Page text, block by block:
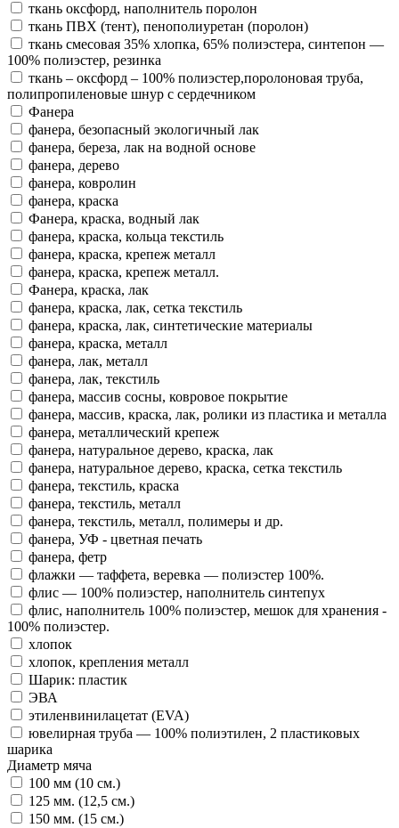
ткань оксфорд, наполнитель поролон
ткань ПВХ (тент), пенополиуретан (поролон)
ткань смесовая 35% хлопка, 65% полиэстера, синтепон —
100% полиэстер, резинка
ткань – оксфорд – 100% полиэстер,поролоновая труба,
полипропиленовые шнур с сердечником
Фанера
фанера, безопасный экологичный лак
фанера, береза, лак на водной основе
фанера, дерево
фанера, ковролин
фанера, краска
Фанера, краска, водный лак
фанера, краска, кольца текстиль
фанера, краска, крепеж металл
фанера, краска, крепеж металл.
Фанера, краска, лак
фанера, краска, лак, сетка текстиль
фанера, краска, лак, синтетические материалы
фанера, краска, металл
фанера, лак, металл
фанера, лак, текстиль
фанера, массив сосны, ковровое покрытие
фанера, массив, краска, лак, ролики из пластика и металла
фанера, металлический крепеж
фанера, натуральное дерево, краска, лак
фанера, натуральное дерево, краска, сетка текстиль
фанера, текстиль, краска
фанера, текстиль, металл
фанера, текстиль, металл, полимеры и др.
фанера, УФ - цветная печать
фанера, фетр
флажки — таффета, веревка — полиэстер 100%.
флис — 100% полиэстер, наполнитель синтепух
флис, наполнитель 100% полиэстер, мешок для хранения -
100% полиэстер.
хлопок
хлопок, крепления металл
Шарик: пластик
ЭВА
этиленвинилацетат (EVA)
ювелирная труба — 100% полиэтилен, 2 пластиковых
шарика
Диаметр мяча
100 мм (10 см.)
125 мм. (12,5 см.)
150 мм. (15 см.)